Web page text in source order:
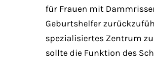
für Frauen mit
Geburtshelfer
spezialisiertes Zentrum
sollte die Funktion des